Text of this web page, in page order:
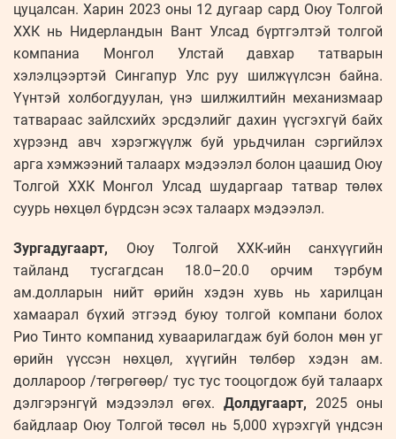
цуцалсан. Харин 2023 оны 12 дугаар сард Оюу Толгой
ХХК нь Нидерландын Вант Улсад бүртгэлтэй толгой
компаниа Монгол Улстай давхар татварын
хэлэлцээртэй Сингапур Улс руу шилжүүлсэн байна.
Үүнтэй холбогдуулан, үнэ шилжилтийн механизмаар
татвараас зайлсхийх эрсдэлийг дахин үүсгэхгүй байх
хүрээнд авч хэрэгжүүлж буй урьдчилан сэргийлэх
арга хэмжээний талаарх мэдээлэл болон цаашид Оюу
Толгой ХХК Монгол Улсад шударгаар татвар төлөх
суурь нөхцөл бүрдсэн эсэх талаарх мэдээлэл.
Зургадугаарт, Оюу Толгой ХХК-ийн санхүүгийн
тайланд тусгагдсан 18.0–20.0 орчим тэрбум
ам.долларын нийт өрийн хэдэн хувь нь харилцан
хамаарал бүхий этгээд буюу толгой компани болох
Рио Тинто компанид хуваарилагдаж буй болон мөн уг
өрийн үүссэн нөхцөл, хүүгийн төлбөр хэдэн ам.
доллароор /төгрөгөөр/ тус тус тооцогдож буй талаарх
дэлгэрэнгүй мэдээлэл өгөх. Долдугаарт, 2025 оны
байдлаар Оюу Толгой төсөл нь 5,000 хүрэхгүй үндсэн